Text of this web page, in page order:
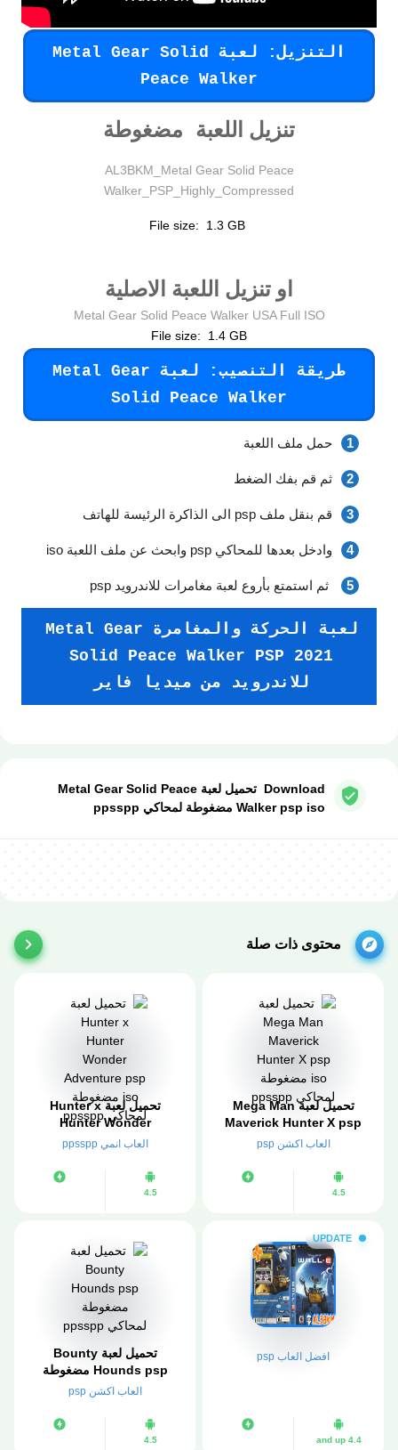
التنزيل: لعبة Metal Gear Solid
Peace Walker
تنزيل اللعبة مضغوطة
AL3BKM_Metal Gear Solid Peace
Walker_PSP_Highly_Compressed
او تنزيل اللعبة الاصلية
Metal Gear Solid Peace Walker USA Full ISO
File size: 1.4 GB
طريقة التنصيب: لعبة Metal Gear
Solid Peace Walker
حمل ملف اللعبة
ثم قم بفك الضغط
قم بنقل ملف psp الى الذاكرة الرئيسة للهاتف
وادخل بعدها للمحاكي psp وابحث عن ملف اللعبة iso
ثم استمتع بأروع لعبة مغامرات للاندرويد psp
لعبة الحركة والمغامرة Metal Gear
Solid Peace Walker PSP 2021
للاندرويد من ميديا فاير
Download تحميل لعبة Metal Gear Solid Peace
Walker psp iso مضغوطة لمحاكي ppsspp
محتوى ذات صلة
تحميل لعبة Mega Man
Maverick Hunter X psp
iso مضغوطة لمحاكي
العاب اكشن psp
4.5
تحميل لعبة Hunter x
Hunter Wonder
Adventure psp iso
العاب انمي ppsspp
4.5
UPDATE
افضل العاب psp
4.4 and up
تحميل لعبة Bounty
Hounds psp مضغوطة
لمحاكي ppsspp
العاب اكشن psp
4.5